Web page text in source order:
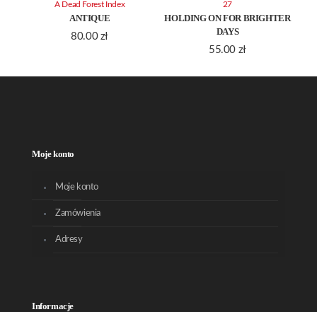
ANTIQUE
80.00 zł
A Dead Forest Index
HOLDING ON FOR BRIGHTER
DAYS
55.00 zł
27
Moje konto
Moje konto
Zamówienia
Adresy
Informacje